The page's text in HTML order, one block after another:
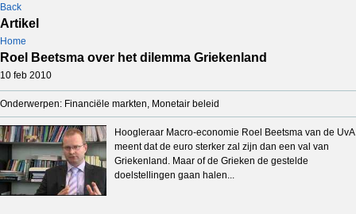
Back
Artikel
Home
Roel Beetsma over het dilemma Griekenland
10 feb 2010
Onderwerpen: Financiële markten, Monetair beleid
Hoogleraar Macro-economie Roel Beetsma van de UvA
meent dat de euro sterker zal zijn dan een val van
Griekenland. Maar of de Grieken de gestelde
doelstellingen gaan halen...